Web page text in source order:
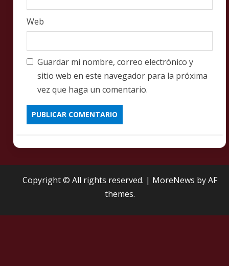
Web
Guardar mi nombre, correo electrónico y
sitio web en este navegador para la próxima
vez que haga un comentario.
Copyright © All rights reserved. | MoreNews by AF
themes.